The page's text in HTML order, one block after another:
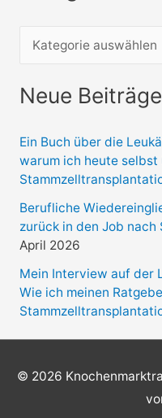
n
c
h
Neue Beiträge
Ein Buch über die
warum ich heute selbst
Berufliche
zurück in den Job
April 2026
Mein Interview auf der
Wie ich meinen
© 2026